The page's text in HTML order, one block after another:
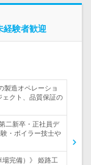
験者歓迎
製造オペレーショ
ェクト、品質保証の
二新卒・正社員デ
・ボイラー技士や
場完備）》 姫路工